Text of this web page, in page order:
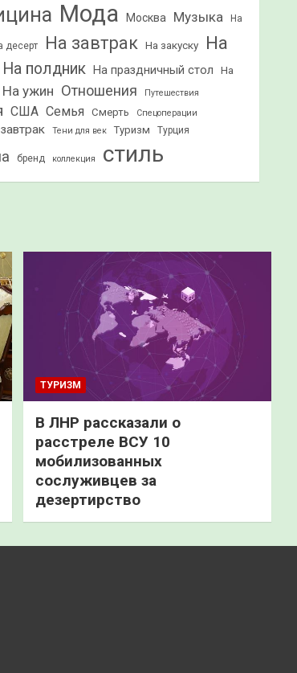
Мода Москва Музыка На
десерт На завтрак На закуску
На
На полдник На праздничный стол
На
На ужин Отношения Путешествия
США Семья Смерть Спецоперации
Тени для век Туризм Турция
бренд коллекция стиль
ТУРИЗМ
В ЛНР рассказали о
расстреле ВСУ 10
мобилизованных
сослуживцев за
дезертирство